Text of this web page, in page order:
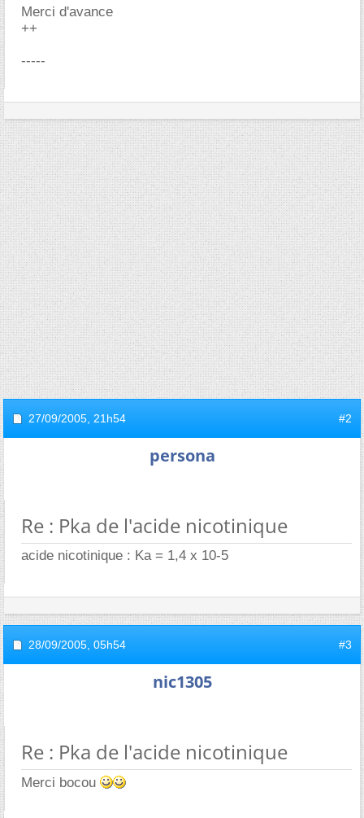
Merci d'avance
++
-----
27/09/2005, 21h54 #2
persona
Re : Pka de l'acide nicotinique
acide nicotinique : Ka = 1,4 x 10-5
28/09/2005, 05h54 #3
nic1305
Re : Pka de l'acide nicotinique
Merci bocou